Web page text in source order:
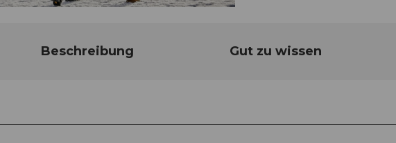
Beschreibung Gut zu wissen